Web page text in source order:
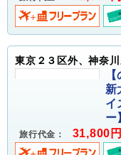
東京２３区外、神奈
新
イ
ー
旅行代金： 31,800